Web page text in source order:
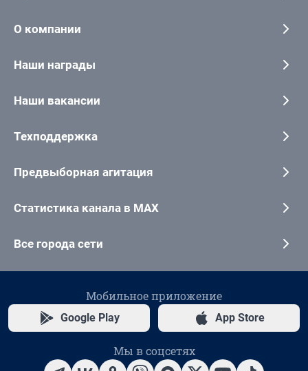
О компании
Наши награды
Наши вакансии
Техподдержка
Предвыборная агитация
Статистика канала в MAX
Все города сети
Мобильное приложение
Google Play App Store
Мы в соцсетях